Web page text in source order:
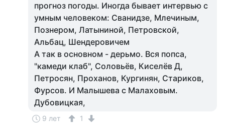
прогноз погоды. Иногда бывает интервью с
умным человеком: Сванидзе, Млечиным,
Познером, Латыниной, Петровской,
Альбац, Шендеровичем
А так в основном - дерьмо. Вся попса,
"камеди клаб", Соловьёв, Киселёв Д,
Петросян, Проханов, Кургинян, Стариков,
Фурсов. И Малышева с Малаховым.
Дубовицкая,
9 лет
1